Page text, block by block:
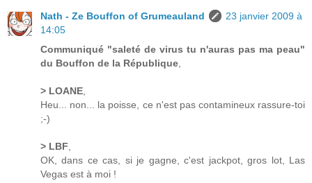
Nath - Ze Bouffon of Grumeauland
23 janvier 2009 à
14:05
Communiqué "saleté de virus tu n'auras pas ma peau"
du Bouffon de la République
> LOANE
Heu... non... la poisse, ce n'est pas contamineux rassure-toi
;-)
> LBF
OK, dans ce cas, si je gagne, c'est jackpot, gros lot, Las
Vegas est à moi !